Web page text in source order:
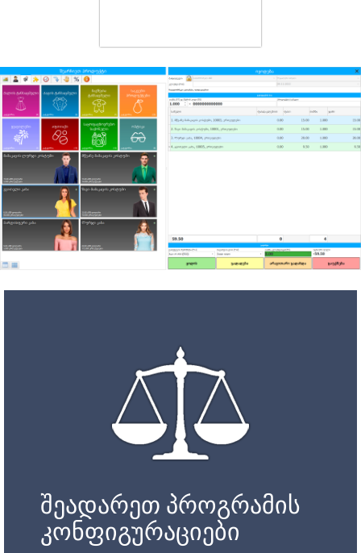
შეადარეთ პროგრამის
კონფიგურაციები